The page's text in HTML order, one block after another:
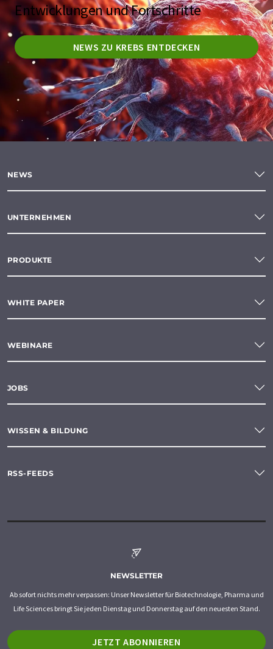
Entwicklungen und Fortschritte
NEWS ZU KREBS ENTDECKEN
NEWS
UNTERNEHMEN
PRODUKTE
WHITE PAPER
WEBINARE
JOBS
WISSEN & BILDUNG
RSS-FEEDS
NEWSLETTER
Ab sofort nichts mehr verpassen: Unser Newsletter für Biotechnologie, Pharma und
Life Sciences bringt Sie jeden Dienstag und Donnerstag auf den neuesten Stand.
JETZT ABONNIEREN